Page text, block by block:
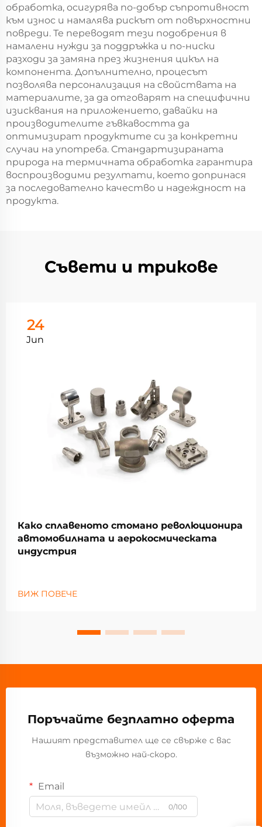
обработка, осигурява по-добър съпротивност
към износ и намалява рискът от повърхностни
повреди. Те переводят тези подобрения в
намалени нужди за поддръжка и по-ниски
разходи за замяна през жизнения цикъл на
компонента. Допълнително, процесът
позволява персонализация на свойствата на
материалите, за да отговарят на специфични
изисквания на приложението, давайки на
производителите гъвкавостта да
оптимизират продуктите си за конкретни
случаи на употреба. Стандартизираната
природа на термичната обработка гарантира
воспроизводими резултати, което допринася
за последователно качество и надеждност на
продукта.
Съвети и трикове
24
Jun
Како сплавеното стомано революционира
автомобилната и аерокосмическата
индустрия
ВИЖ ПОВЕЧЕ
Поръчайте безплатно оферта
Нашият представител ще се свърже с вас
възможно най-скоро.
Email
0/100